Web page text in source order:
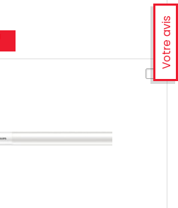
Votre avis